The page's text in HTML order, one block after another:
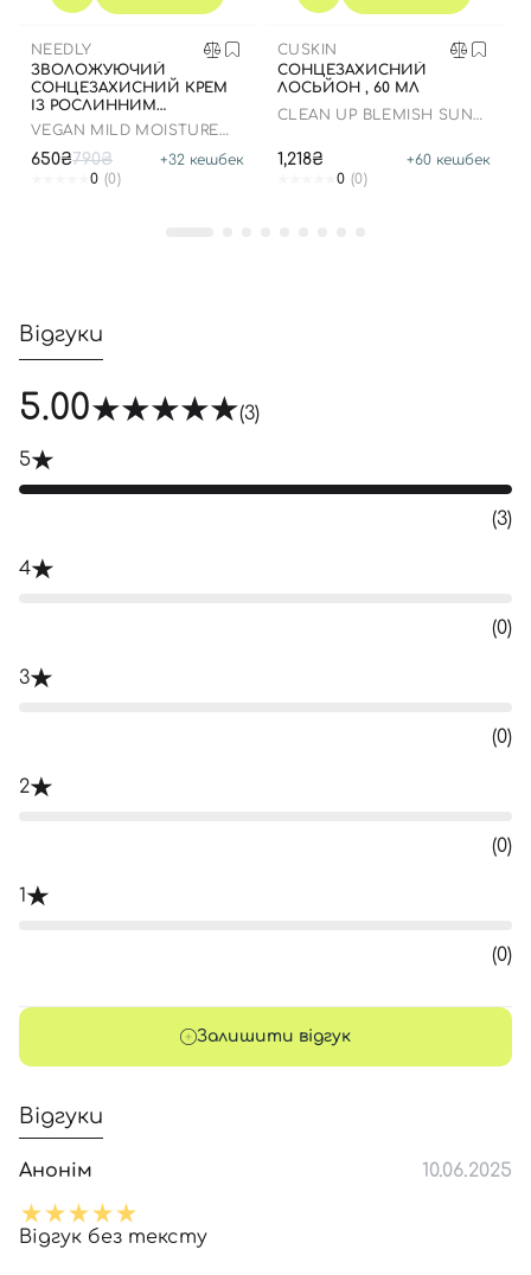
NEEDLY
ЗВОЛОЖУЮЧИЙ
СОНЦЕЗАХИСНИЙ КРЕМ
ІЗ РОСЛИННИМ
СКВАЛАНОМ ДО 23.03.2027
VEGAN MILD MOISTURE
650₴790₴ +32 кешбек
0 (0)
CUSKIN
СОНЦЕЗАХИСНИЙ
ЛОСЬЙОН , 60 МЛ
CLEAN UP BLEMISH SUN
1,218₴ +60 кешбек
0 (0)
Відгуки
5.00 (3)
5
(3)
4
(0)
3
(0)
2
(0)
1
(0)
Залишити відгук
Відгуки
Анонім 10.06.2025
Відгук без тексту